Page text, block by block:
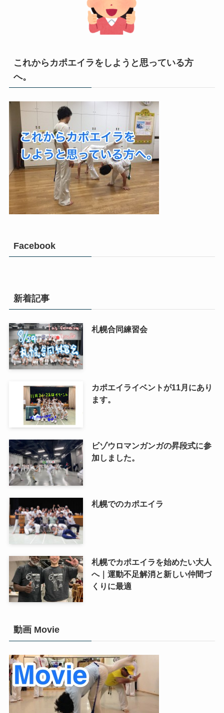
これからカポエイラをしようと思っている方
へ。
Facebook
新着記事
札幌合同練習会
カポエイライベントが11月にあり
ます。
ビゾウロマンガンガの昇段式に参
加しました。
札幌でのカポエイラ
札幌でカポエイラを始めたい大人
へ｜運動不足解消と新しい仲間づ
くりに最適
動画 Movie